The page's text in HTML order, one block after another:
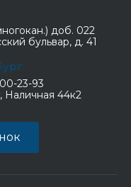
доб. 022
бульвар, д. 41
23-93
Наличная 44к2